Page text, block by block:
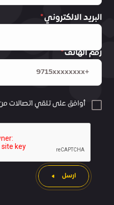
البريد الالكتروني
رقم الهاتف
أوافق على تلقي اتصالات
ارسل